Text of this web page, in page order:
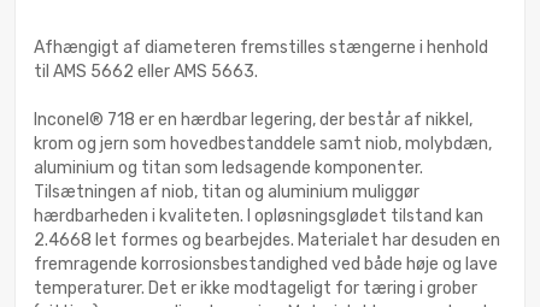
Afhængigt af diameteren fremstilles stængerne i henhold
til AMS 5662 eller AMS 5663.
Inconel® 718 er en hærdbar legering, der består af nikkel,
krom og jern som hovedbestanddele samt niob, molybdæn,
aluminium og titan som ledsagende komponenter.
Tilsætningen af niob, titan og aluminium muliggør
hærdbarheden i kvaliteten. I opløsningsglødet tilstand kan
2.4668 let formes og bearbejdes. Materialet har desuden en
fremragende korrosionsbestandighed ved både høje og lave
temperaturer. Det er ikke modtageligt for tæring i grober